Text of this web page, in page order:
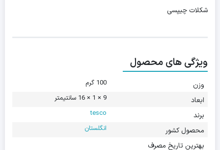
شکلات چیپسی
ویژگی های محصول
وزن 100 گرم
ابعاد 9 × 1 × 16 سانتیمتر
برند tesco
محصول کشور انگلستان
بهترین تاریخ مصرف